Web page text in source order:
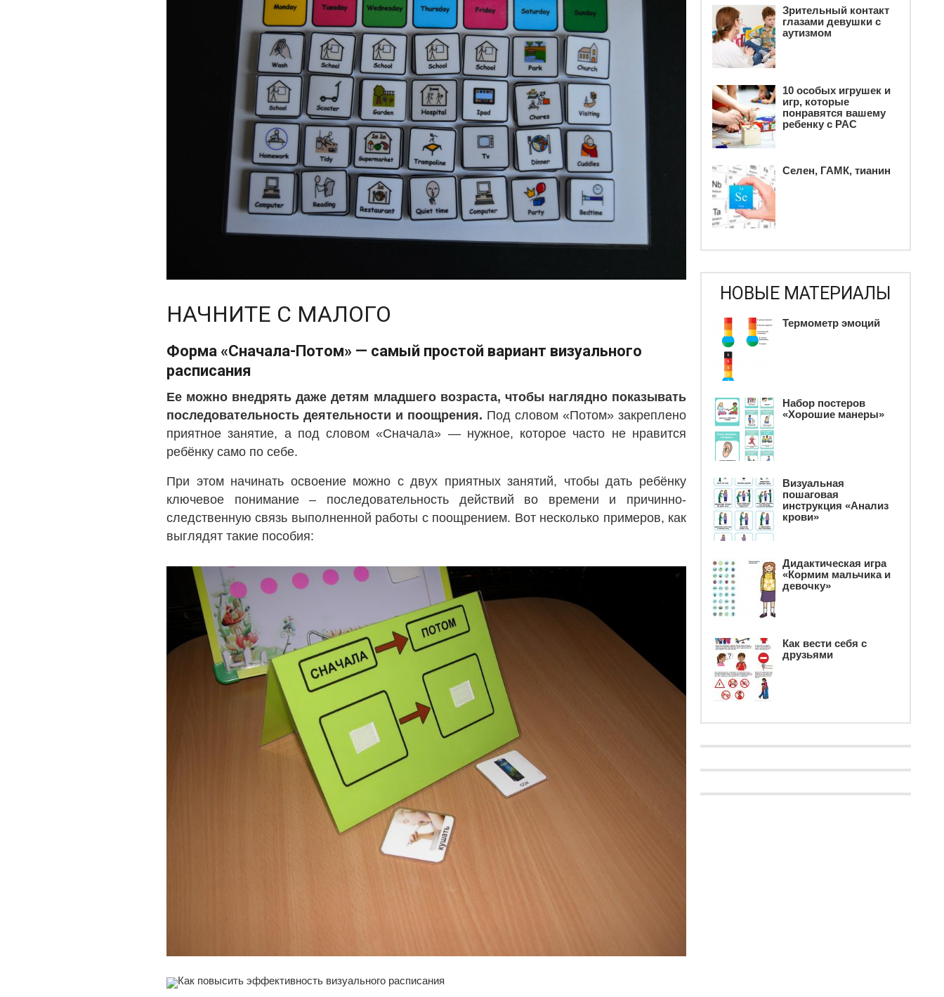
НАЧНИТЕ С МАЛОГО
Форма «Сначала-Потом» — самый простой вариант визуального
расписания
Ее можно внедрять даже детям младшего возраста, чтобы наглядно показывать
последовательность деятельности и поощрения. Под словом «Потом» закреплено
приятное занятие, а под словом «Сначала» — нужное, которое часто не нравится
ребёнку само по себе.
При этом начинать освоение можно с двух приятных занятий, чтобы дать ребёнку
ключевое понимание – последовательность действий во времени и причинно-
следственную связь выполненной работы с поощрением. Вот несколько примеров, как
выглядят такие пособия:
Зрительный контакт
глазами девушки с
аутизмом
10 особых игрушек и
игр, которые
понравятся вашему
ребенку c РАС
Селен, ГАМК, тианин
НОВЫЕ МАТЕРИАЛЫ
Термометр эмоций
Набор постеров
«Хорошие манеры»
Визуальная
пошаговая
инструкция «Анализ
крови»
Дидактическая игра
«Кормим мальчика и
девочку»
Как вести себя с
друзьями